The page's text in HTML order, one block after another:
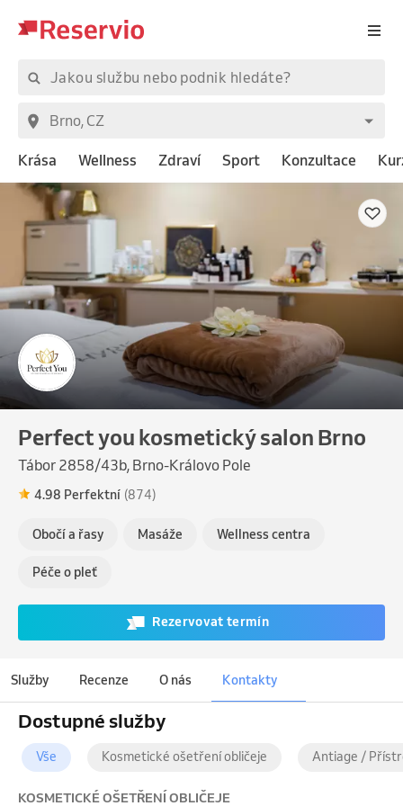
Krása Wellness Zdraví Sport Konzultace
Perfect you kosmetický salon Brno
Tábor 2858/43b, Brno-Královo Pole
4.98 Perfektní (874)
Obočí a řasy Masáže Wellness centra
Péče o pleť
Rezervovat termín
Služby Recenze O nás Kontakty
Dostupné služby
Vše Kosmetické ošetření obličeje Antiage /
KOSMETICKÉ OŠETŘENÍ OBLIČEJE